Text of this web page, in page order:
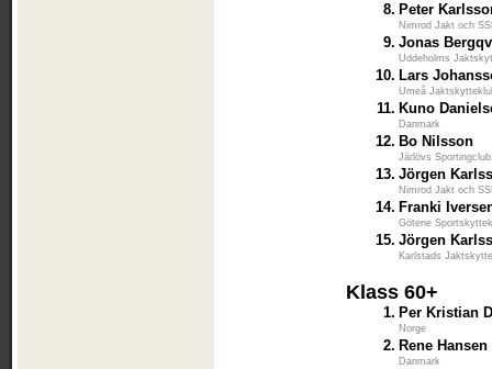
8. Peter
Nimrod Jakt och
9. Jonas
Uddeholms
10. Lars
Umeå
11. Kuno
Danmark
12. Bo Nilsson
Järlövs Sportingclub
13. Jörgen
Nimrod Jakt och
14. Franki
Götene
15. Jörgen
Karlstads
Klass 60+
1. Per Kristian
Norge
2. Rene Hansen
Danmark